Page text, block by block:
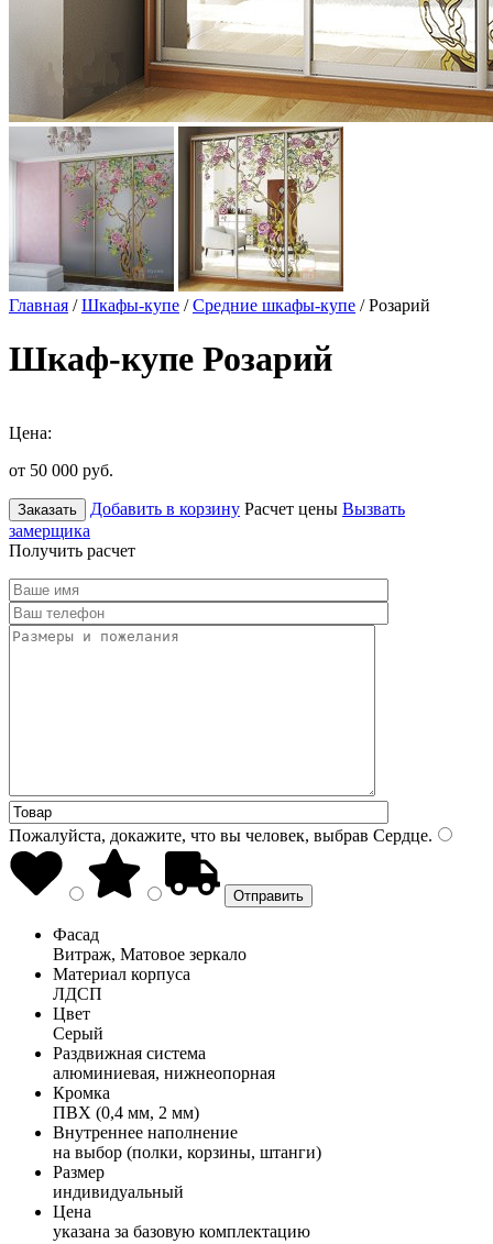
Главная /Шкафы-купе /Средние шкафы-купе / Розарий
Шкаф-купе Розарий
Цена:
от 50 000 руб.
Заказать Добавить в корзину Расчет цены Вызвать
замерщика
Получить расчет
Пожалуйста, докажите, что вы человек, выбрав Сердце.
Фасад
Витраж, Матовое зеркало
Материал корпуса
ЛДСП
Цвет
Серый
Раздвижная система
алюминиевая, нижнеопорная
Кромка
ПВХ (0,4 мм, 2 мм)
Внутреннее наполнение
на выбор (полки, корзины, штанги)
Размер
индивидуальный
Цена
указана за базовую комплектацию